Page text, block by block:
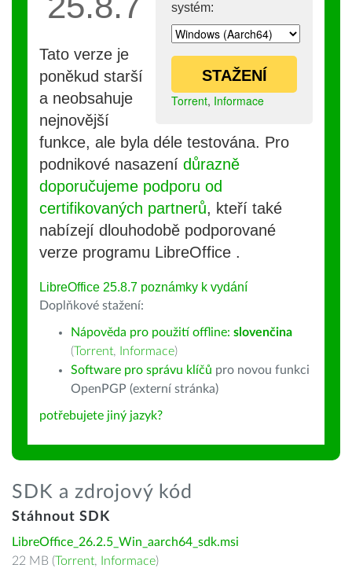
systém:
STAŽENÍ
Torrent, Informace
Tato verze je
poněkud starší
a neobsahuje
nejnovější
funkce, ale byla déle testována. Pro
podnikové nasazení důrazně
doporučujeme podporu od
certifikovaných partnerů, kteří také
nabízejí dlouhodobě podporované
verze programu LibreOffice .
LibreOffice 25.8.7 poznámky k vydání
Doplňkové stažení:
Nápověda pro použití offline: slovenčina
(Torrent, Informace)
Software pro správu klíčů pro novou funkci
OpenPGP (externí stránka)
potřebujete jiný jazyk?
SDK a zdrojový kód
Stáhnout SDK
LibreOffice_26.2.5_Win_aarch64_sdk.msi
22 MB (Torrent, Informace)